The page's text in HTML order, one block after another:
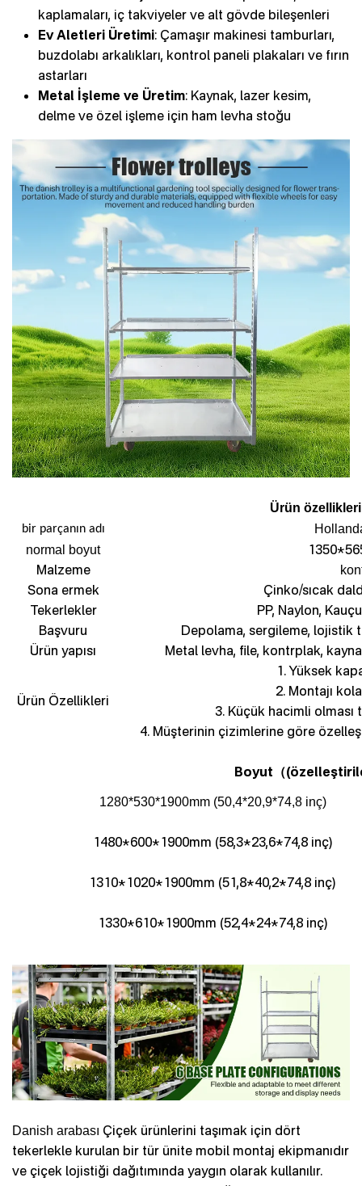
kaplamaları, iç takviyeler ve alt gövde bileşenleri
Ev Aletleri Üretimi: Çamaşır makinesi tamburları,
buzdolabı arkalıkları, kontrol paneli plakaları ve fırın
astarları
Metal İşleme ve Üretim: Kaynak, lazer kesim,
delme ve özel işleme için ham levha stoğu
Ürün özellikleri
bir parçanın adı
normal boyut
1350*56
Malzeme
Sona ermek
Çinko/sıcak
Tekerlekler
PP, Naylon,
Başvuru
Depolama, sergileme, lojistik
Ürün yapısı
Metal levha, file, kontrplak,
Ürün Özellikleri
1. Yüksek
2. Montajı
3. Küçük hacimli olması
4. Müşterinin çizimlerine göre
Boyut （
1280*530*1900mm (50,4*20,9*74,8 inç)
1480*600*1900mm (58,3*23,6*74,8 inç)
1310*1020*1900mm (51,8*40,2*74,8 inç)
1330*610*1900mm (52,4*24*74,8 inç)
Danish arabası Çiçek ürünlerini taşımak için dört
tekerlekle kurulan bir tür ünite mobil montaj ekipmanıdır
ve çiçek lojistiği dağıtımında yaygın olarak kullanılır.